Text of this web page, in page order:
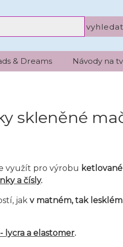
& Dreams Návody na
skleněné
využít pro výrobu
a čísly.
jak v matném, tak
lycra a elastomer.